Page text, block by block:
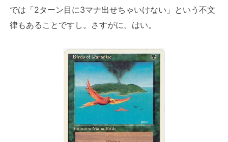
では「2ターン目に3マナ出せちゃいけない」という不文
律もあることですし。さすがに。はい。